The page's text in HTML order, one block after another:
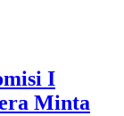
I
Minta